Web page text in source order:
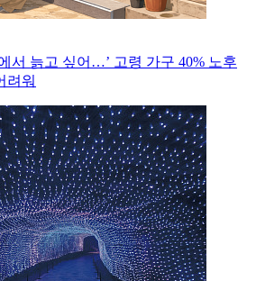
서 늙고 싶어…’ 고령 가구 40% 노후
려워